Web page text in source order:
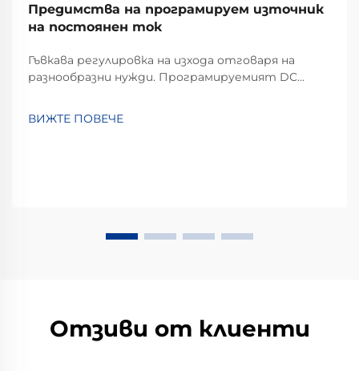
Предимства на програмируем източник
на постоянен ток
Гъвкава регулировка на изхода отговаря на
разнообразни нужди. Програмируемият DC
изхода. За разлика от традиционните
ВИЖТЕ ПОВЕЧЕ
Отзиви от клиенти